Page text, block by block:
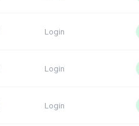
Login
Login
Login